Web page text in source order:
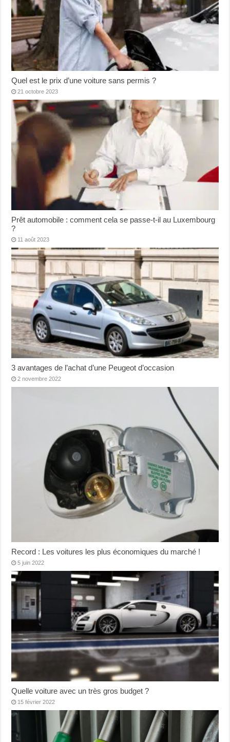
Quel est le prix d’une voiture sans permis ?
21 octobre 2023
Prêt automobile : comment cela se passe-t-il au Luxembourg
?
11 août 2023
3 avantages de l’achat d’une Peugeot d’occasion
2 novembre 2022
Record : Les voitures les plus économiques du marché !
5 juin 2022
Quelle voiture avec un très gros budget ?
15 février 2022